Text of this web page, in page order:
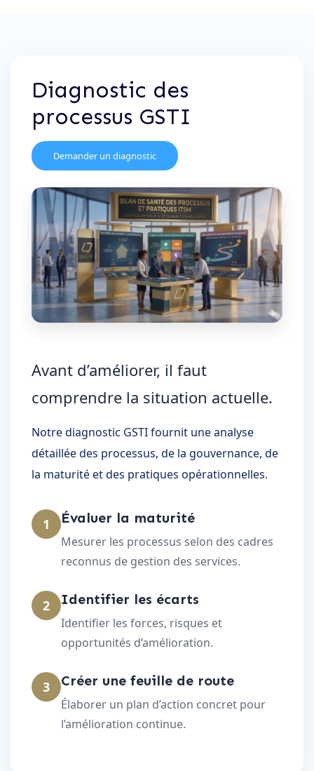
Diagnostic des
processus GSTI
Demander un diagnostic
Avant d’améliorer, il faut
comprendre la situation actuelle.
Notre diagnostic GSTI fournit une analyse
détaillée des processus, de la gouvernance, de
la maturité et des pratiques opérationnelles.
1 Évaluer la maturité
Mesurer les processus selon des cadres
reconnus de gestion des services.
2 Identifier les écarts
Identifier les forces, risques et
opportunités d’amélioration.
3 Créer une feuille de route
Élaborer un plan d’action concret pour
l’amélioration continue.